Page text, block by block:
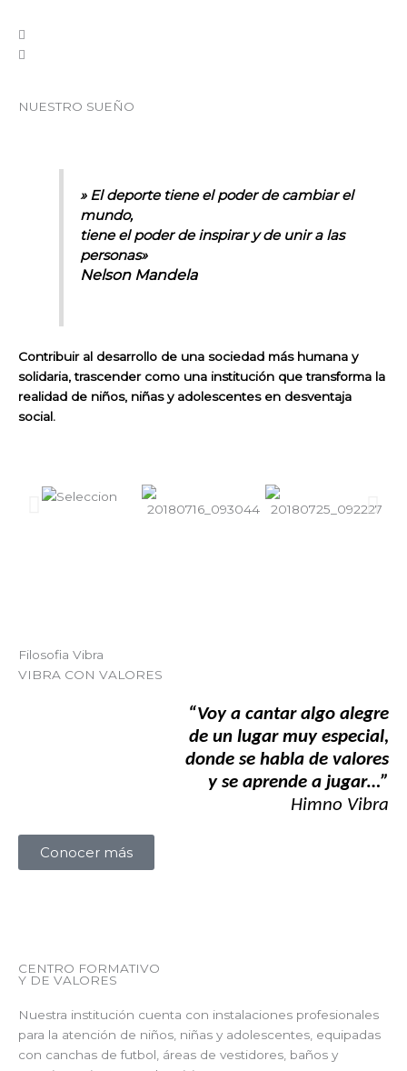
NUESTRO SUEÑO
» El deporte tiene el poder de cambiar el
mundo,
tiene el poder de inspirar y de unir a las
personas»
Nelson Mandela
Contribuir al desarrollo de una sociedad más humana y
solidaria, trascender como una institución que transforma la
realidad de niños, niñas y adolescentes en desventaja
social.
Filosofia Vibra
VIBRA CON VALORES
“Voy a cantar algo alegre
de un lugar muy especial,
donde se habla de valores
y se aprende a jugar…”
Himno Vibra
Conocer más
CENTRO FORMATIVO
Y DE VALORES
Nuestra institución cuenta con instalaciones profesionales
para la atención de niños, niñas y adolescentes, equipadas
con canchas de futbol, áreas de vestidores, baños y